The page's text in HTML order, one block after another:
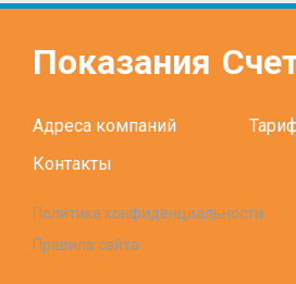
Показания
Адреса компаний
Контакты
Политика конфиденциальности
Правила сайта